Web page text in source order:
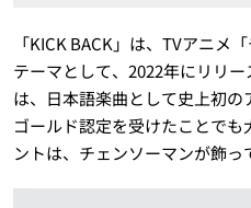
「KICK BACK」は、TVアニメ
テーマとして、2022年にリリ
は、日本語楽曲として史上初の
ゴールド認定を受けたことで
ントは、チェンソーマンが飾っ